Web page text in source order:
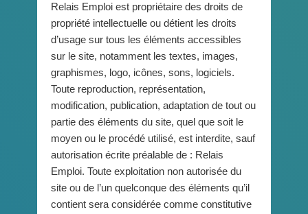
Relais Emploi est propriétaire des droits de
propriété intellectuelle ou détient les droits
d’usage sur tous les éléments accessibles
sur le site, notamment les textes, images,
graphismes, logo, icônes, sons, logiciels.
Toute reproduction, représentation,
modification, publication, adaptation de tout ou
partie des éléments du site, quel que soit le
moyen ou le procédé utilisé, est interdite, sauf
autorisation écrite préalable de : Relais
Emploi. Toute exploitation non autorisée du
site ou de l’un quelconque des éléments qu’il
contient sera considérée comme constitutive